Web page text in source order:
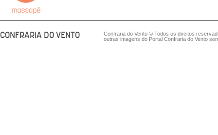
CONFRARIA DO VENTO
Confraria do Vento © Todos os direitos
outras imagens do Portal Confraria do Vento